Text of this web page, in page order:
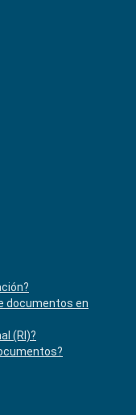
documentos en
(RI)?